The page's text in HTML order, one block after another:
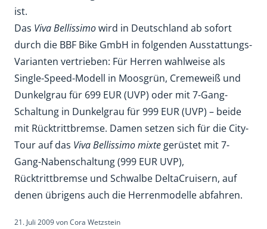
ist.
Das Viva Bellissimowird in Deutschland ab sofort
durch die BBF Bike GmbH in folgenden Ausstattungs-
Varianten vertrieben: Für Herren wahlweise als
Single-Speed-Modell in Moosgrün, Cremeweiß und
Dunkelgrau für 699 EUR (UVP) oder mit 7-Gang-
Schaltung in Dunkelgrau für 999 EUR (UVP) – beide
mit Rücktrittbremse. Damen setzen sich für die City-
Tour auf das Viva Bellissimo mixte gerüstet mit 7-
Gang-Nabenschaltung (999 EUR UVP),
Rücktrittbremse und Schwalbe DeltaCruisern, auf
denen übrigens auch die Herrenmodelle abfahren.
21. Juli 2009vonCora Wetzstein